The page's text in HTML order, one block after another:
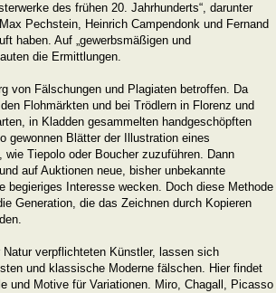
des frühen 20. Jahrhunderts“, darunter
Pechstein, Heinrich Campendonk und Fernand
haben. Auf „gewerbsmäßigen und
die Ermittlungen.
von Fälschungen und Plagiaten betroffen. Da
Flohmärkten und bei Trödlern in Florenz und
in Kladden gesammelten handgeschöpften
gewonnen Blätter der Illustration eines
wie Tiepolo oder Boucher zuzuführen. Dann
auf Auktionen neue, bisher unbekannte
begieriges Interesse wecken. Doch diese Methode
Generation, die das Zeichnen durch Kopieren
Natur verpflichteten Künstler, lassen sich
und klassische Moderne fälschen. Hier findet
und Motive für Variationen. Miro, Chagall, Picasso